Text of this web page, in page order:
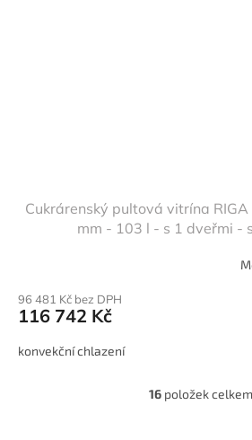
Cukrárenský pultová vitrína
mm - 103 l - s 1 dveřmi -
96 481 Kč bez DPH
116 742 Kč
konvekční chlazení
O
16 položek celkem